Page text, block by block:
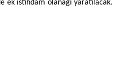
ek istihdam olanağı yaratılacak.